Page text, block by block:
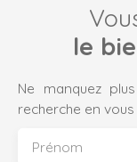
le
Ne manquez
recherche en
Prénom